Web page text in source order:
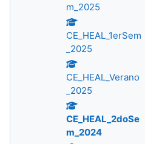
m_2025
CE_HEAL_1erSem
_2025
CE_HEAL_Verano
_2025
CE_HEAL_2doSe
m_2024